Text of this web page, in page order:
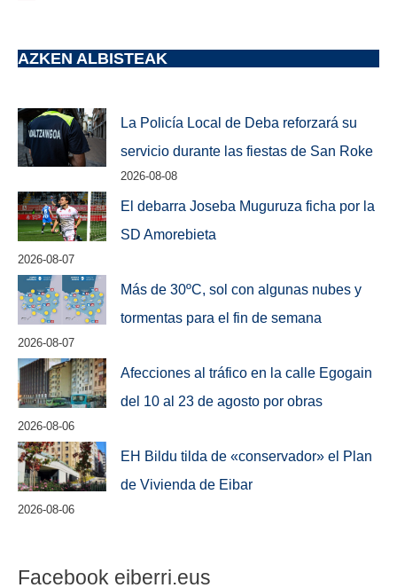
AZKEN ALBISTEAK
La Policía Local de Deba reforzará su
servicio durante las fiestas de San Roke
2026-08-08
El debarra Joseba Muguruza ficha por la
SD Amorebieta
2026-08-07
Más de 30ºC, sol con algunas nubes y
tormentas para el fin de semana
2026-08-07
Afecciones al tráfico en la calle Egogain
del 10 al 23 de agosto por obras
2026-08-06
EH Bildu tilda de «conservador» el Plan
de Vivienda de Eibar
2026-08-06
Facebook eiberri.eus